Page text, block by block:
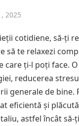
2025
cotidiene, să-ți
să te relaxezi
care ți-l poți face.
reducerea
generale de bine.
eficientă și
astfel încât să-